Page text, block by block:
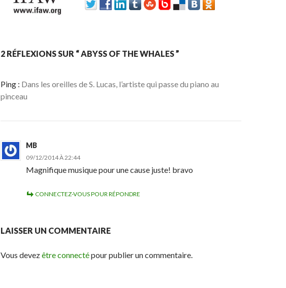
2 RÉFLEXIONS SUR “ ABYSS OF THE WHALES ”
Ping : Dans les oreilles de S. Lucas, l’artiste qui passe du piano au
pinceau
MB
09/12/2014 À 22:44
Magnifique musique pour une cause juste! bravo
CONNECTEZ-VOUS POUR RÉPONDRE
LAISSER UN COMMENTAIRE
Vous devezêtre connectépour publier un commentaire.